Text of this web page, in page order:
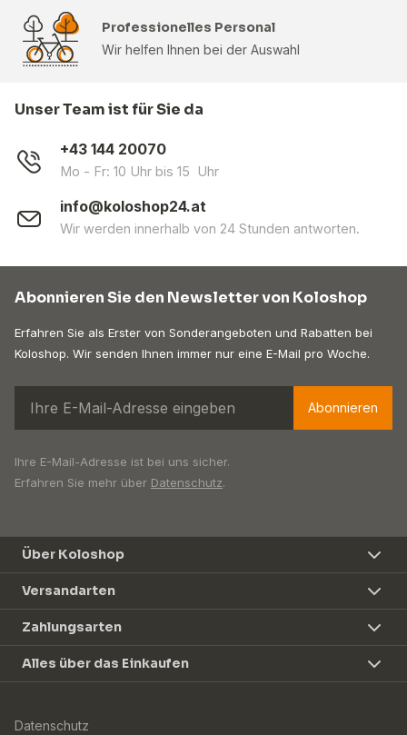
Professionelles Personal
Wir helfen Ihnen bei der Auswahl
Unser Team ist für Sie da
+43 144 20070
Mo - Fr: 10 Uhr bis 15 Uhr
info@koloshop24.at
Wir werden innerhalb von 24 Stunden antworten.
Abonnieren Sie den Newsletter von Koloshop
Erfahren Sie als Erster von Sonderangeboten und Rabatten bei
Koloshop. Wir senden Ihnen immer nur eine E-Mail pro Woche.
Abonnieren
Ihre E-Mail-Adresse ist bei uns sicher.
Erfahren Sie mehr über Datenschutz.
Über Koloshop
Versandarten
Zahlungsarten
Alles über das Einkaufen
Datenschutz